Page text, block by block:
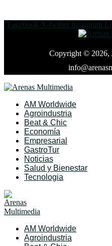
Facebook X-twitter Instagram
Copyright © 2026,
AM Worldwide
Agroindustria
Beat & Chic
Economía
Empresarial
GastroTur
Noticias
Salud y Bienestar
Tecnologia
AM Worldwide
Agroindustria